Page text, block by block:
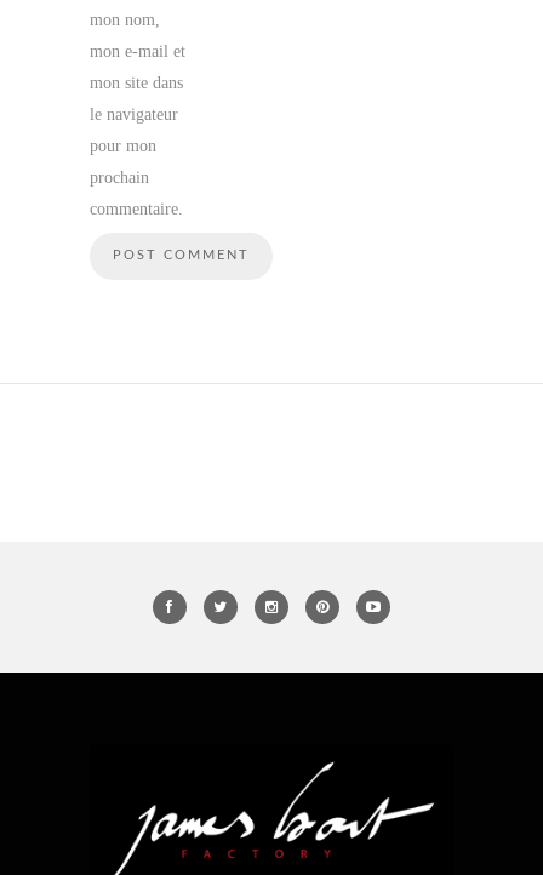
mon nom,
mon e-mail et
mon site dans
le navigateur
pour mon
prochain
commentaire.